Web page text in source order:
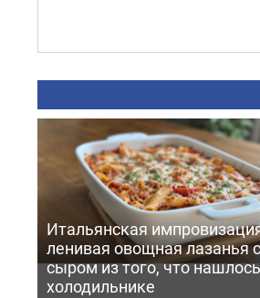
Итальянская
ленивая овощная лазанья с
сыром из того, что
холодильнике